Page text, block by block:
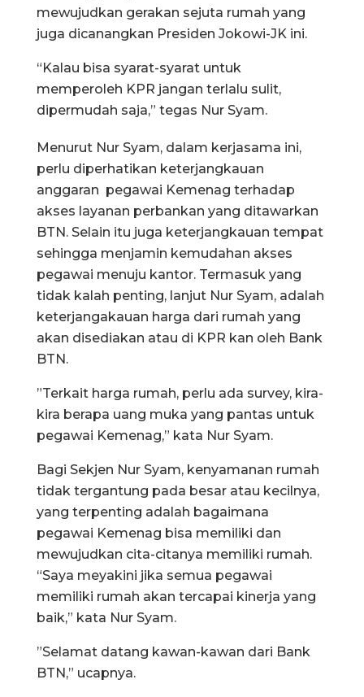
mewujudkan gerakan sejuta rumah yang
juga dicanangkan Presiden Jokowi-JK ini.
“Kalau bisa syarat-syarat untuk
memperoleh KPR jangan terlalu sulit,
dipermudah saja,” tegas Nur Syam.
Menurut Nur Syam, dalam kerjasama ini,
perlu diperhatikan keterjangkauan
anggaran pegawai Kemenag terhadap
akses layanan perbankan yang ditawarkan
BTN. Selain itu juga keterjangkauan tempat
sehingga menjamin kemudahan akses
pegawai menuju kantor. Termasuk yang
tidak kalah penting, lanjut Nur Syam, adalah
keterjangakauan harga dari rumah yang
akan disediakan atau di KPR kan oleh Bank
BTN.
”Terkait harga rumah, perlu ada survey, kira-
kira berapa uang muka yang pantas untuk
pegawai Kemenag,” kata Nur Syam.
Bagi Sekjen Nur Syam, kenyamanan rumah
tidak tergantung pada besar atau kecilnya,
yang terpenting adalah bagaimana
pegawai Kemenag bisa memiliki dan
mewujudkan cita-citanya memiliki rumah.
“Saya meyakini jika semua pegawai
memiliki rumah akan tercapai kinerja yang
baik,” kata Nur Syam.
”Selamat datang kawan-kawan dari Bank
BTN,” ucapnya.